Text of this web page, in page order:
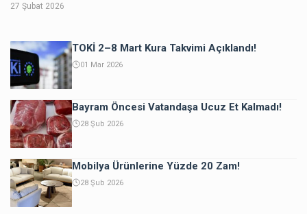
27 Şubat 2026
TOKİ 2–8 Mart Kura Takvimi Açıklandı!
01 Mar 2026
Bayram Öncesi Vatandaşa Ucuz Et Kalmadı!
28 Şub 2026
Mobilya Ürünlerine Yüzde 20 Zam!
28 Şub 2026